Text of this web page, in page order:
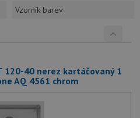
Vzorník barev
120-40 nerez kartáčovaný 1
AQ 4561 chrom